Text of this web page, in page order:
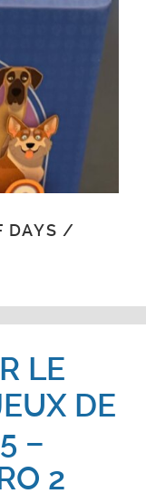
DAYS /
LE
DE
–
2